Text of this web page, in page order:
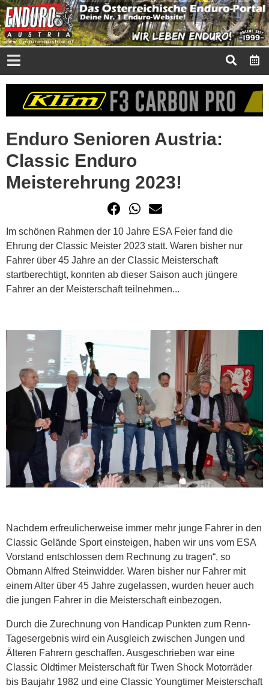
Enduro Senioren Austria:
Classic Enduro
Meisterehrung 2023!
Im schönen Rahmen der 10 Jahre ESA Feier fand die
Ehrung der Classic Meister 2023 statt. Waren bisher nur
Fahrer über 45 Jahre an der Classic Meisterschaft
startberechtigt, konnten ab dieser Saison auch jüngere
Fahrer an der Meisterschaft teilnehmen...
Nachdem erfreulicherweise immer mehr junge Fahrer in den
Classic Gelände Sport einsteigen, haben wir uns vom ESA
Vorstand entschlossen dem Rechnung zu tragen“, so
Obmann Alfred Steinwidder. Waren bisher nur Fahrer mit
einem Alter über 45 Jahre zugelassen, wurden heuer auch
die jungen Fahrer in die Meisterschaft einbezogen.
Durch die Zurechnung von Handicap Punkten zum Renn-
Tagesergebnis wird ein Ausgleich zwischen Jungen und
Älteren Fahrern geschaffen. Ausgeschrieben war eine
Classic Oldtimer Meisterschaft für Twen Shock Motorräder
bis Baujahr 1982 und eine Classic Youngtimer Meisterschaft